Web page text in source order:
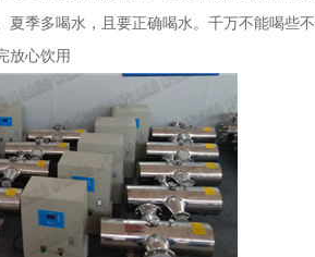
季多喝水，且要正确喝水。千万不能喝些
放心饮用